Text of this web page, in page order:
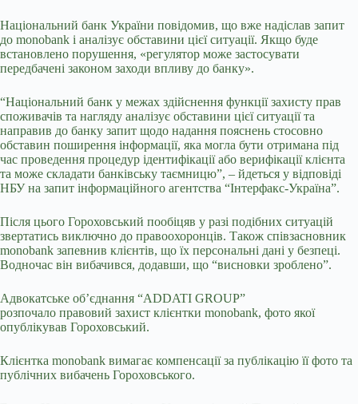
Національний банк України повідомив, що вже надіслав запит
до monobank і аналізує обставини цієї ситуації. Якщо буде
встановлено порушення, «регулятор може застосувати
передбачені законом заходи впливу до банку».
“Національний банк у межах здійснення функції захисту прав
споживачів та нагляду аналізує обставини цієї ситуації та
направив до банку запит щодо надання пояснень стосовно
обставин поширення інформації, яка могла бути отримана під
час проведення процедур ідентифікації або верифікації клієнта
та може складати банківську таємницю”, – йдеться у відповіді
НБУ на запит інформаційного агентства “Інтерфакс-Україна”.
Після цього Гороховський пообіцяв у разі подібних ситуацій
звертатись виключно до правоохоронців. Також співзасновник
monobank запевнив клієнтів, що їх персональні дані у безпеці.
Водночас він вибачився, додавши, що “висновки зроблено”.
Адвокатське обʼєднання “ADDATI GROUP”
розпочало правовий захист клієнтки monobank, фото якої
опублікував Гороховський.
Клієнтка monobank вимагає компенсації за публікацію її фото та
публічних вибачень Гороховського.